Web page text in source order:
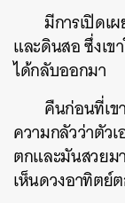
มีการเปิดเ
และดินสอ ซึ่งเข
ได้กลับออกมา
คืนก่อนที่เข
ความกลัวว่าตัว
ตกและมันสวยม
เห็นดวงอาทิตย์